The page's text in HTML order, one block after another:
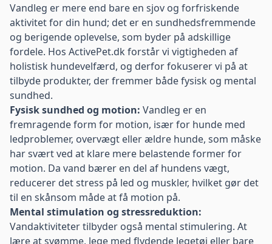
Vandleg er mere end bare en sjov og forfriskende
aktivitet for din hund; det er en sundhedsfremmende
og berigende oplevelse, som byder på adskillige
fordele. Hos ActivePet.dk forstår vi vigtigheden af
holistisk hundevelfærd, og derfor fokuserer vi på at
tilbyde produkter, der fremmer både fysisk og mental
sundhed.
Fysisk sundhed og motion: Vandleg er en
fremragende form for motion, især for hunde med
ledproblemer, overvægt eller ældre hunde, som måske
har svært ved at klare mere belastende former for
motion. Da vand bærer en del af hundens vægt,
reducerer det stress på led og muskler, hvilket gør det
til en skånsom måde at få motion på.
Mental stimulation og stressreduktion:
Vandaktiviteter tilbyder også mental stimulering. At
lære at svømme, lege med flydende legetøj eller bare